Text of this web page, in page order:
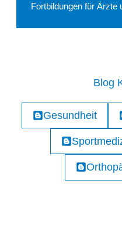
Fortbildungen für Ärzte
Blog
Gesundheit